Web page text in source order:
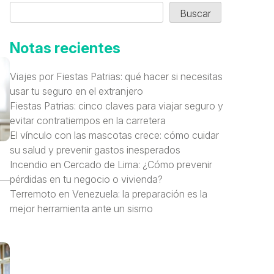
Buscar
Notas recientes
Viajes por Fiestas Patrias: qué hacer si necesitas
usar tu seguro en el extranjero
Fiestas Patrias: cinco claves para viajar seguro y
evitar contratiempos en la carretera
El vínculo con las mascotas crece: cómo cuidar
su salud y prevenir gastos inesperados
Incendio en Cercado de Lima: ¿Cómo prevenir
pérdidas en tu negocio o vivienda?
Terremoto en Venezuela: la preparación es la
mejor herramienta ante un sismo